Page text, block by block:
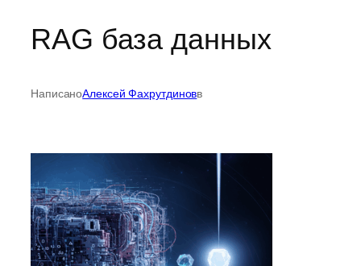
RAG база данных
НаписаноАлексей Фахрутдиновв